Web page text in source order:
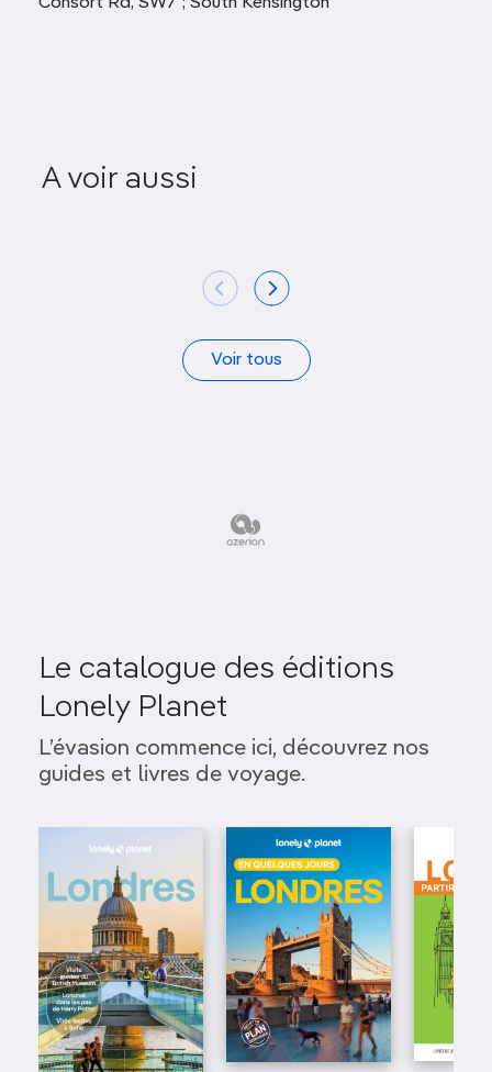
A voir aussi
Royal Observatory
Voir tous
Le catalogue des éditions
Lonely Planet
L’évasion commence ici, découvrez nos
guides et livres de voyage.